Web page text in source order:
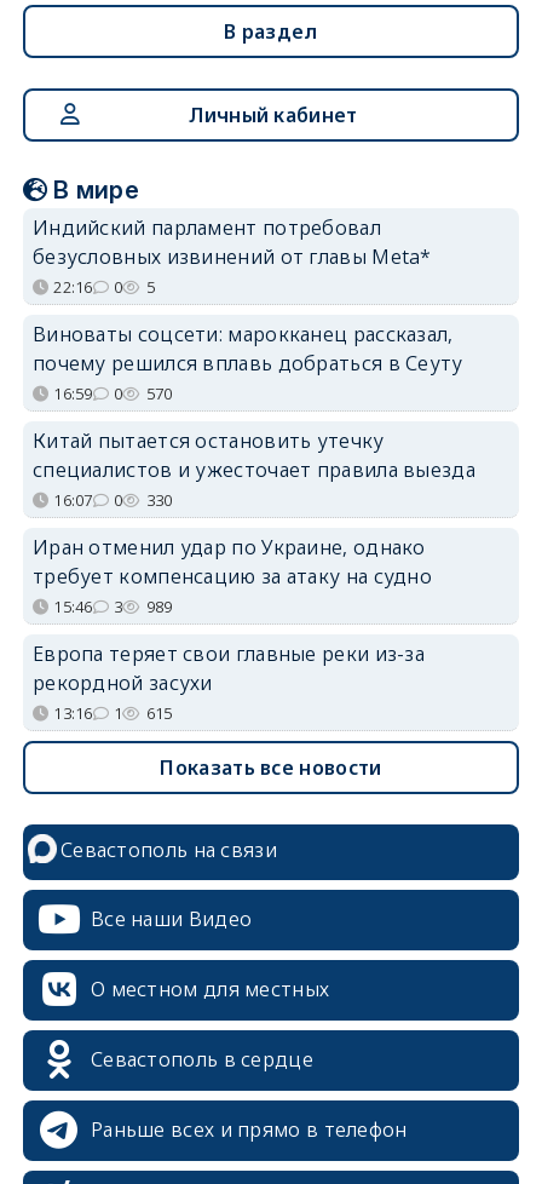
В раздел
Личный кабинет
В мире
Индийский парламент потребовал
безусловных извинений от главы Meta*
22:16 0 5
Виноваты соцсети: марокканец рассказал,
почему решился вплавь добраться в Сеуту
16:59 0 570
Китай пытается остановить утечку
специалистов и ужесточает правила выезда
16:07 0 330
Иран отменил удар по Украине, однако
требует компенсацию за атаку на судно
15:46 3 989
Европа теряет свои главные реки из-за
рекордной засухи
13:16 1 615
Показать все новости
Севастополь на связи
Все наши Видео
О местном для местных
Севастополь в сердце
Раньше всех и прямо в телефон